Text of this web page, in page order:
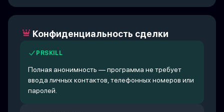
Конфиденциальность сделки
PRSKILL
Полная анонимность — программа не требует
ввода личных контактов, телефонных номеров или
паролей.